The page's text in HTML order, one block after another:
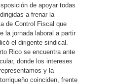
de apoyar todas
a frenar la
de Control Fiscal que
la jornada laboral a partir
el dirigente sindical.
Rico se encuentra ante
donde los intereses
y la
coinciden, frente